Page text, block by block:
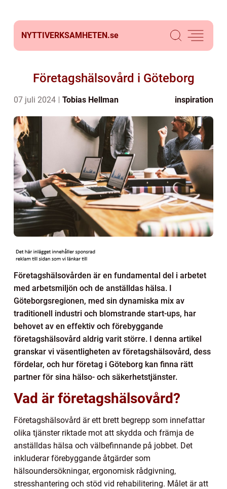
NYTTIVERKSAMHETEN.se
Företagshälsovård i Göteborg
07 juli 2024 Tobias Hellman inspiration
Företagshälsovården är en fundamental del i arbetet
med arbetsmiljön och de anställdas hälsa. I
Göteborgsregionen, med sin dynamiska mix av
traditionell industri och blomstrande start-ups, har
behovet av en effektiv och förebyggande
företagshälsovård aldrig varit större. I denna artikel
granskar vi väsentligheten av företagshälsovård, dess
fördelar, och hur företag i Göteborg kan finna rätt
partner för sina hälso- och säkerhetstjänster.
Vad är företagshälsovård?
Företagshälsovård är ett brett begrepp som innefattar
olika tjänster riktade mot att skydda och främja de
anställdas hälsa och välbefinnande på jobbet. Det
inkluderar förebyggande åtgärder som
hälsoundersökningar, ergonomisk rådgivning,
stresshantering och stöd vid rehabilitering. Målet är att